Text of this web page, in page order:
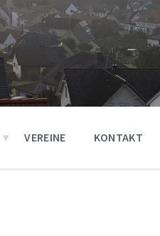
VEREINE KONTAKT